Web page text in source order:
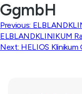
GgmbH
Previous:
ELBLANDKLINIKUM
Next: HELIOS